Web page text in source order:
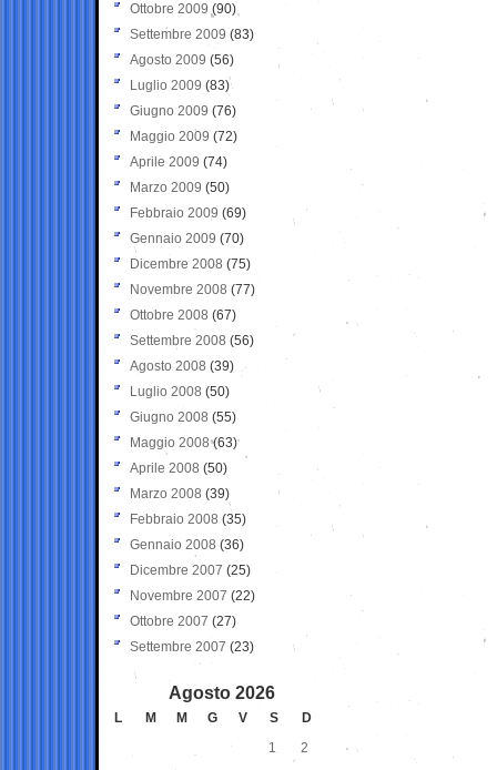
Ottobre 2009 (90)
Settembre 2009 (83)
Agosto 2009 (56)
Luglio 2009 (83)
Giugno 2009 (76)
Maggio 2009 (72)
Aprile 2009 (74)
Marzo 2009 (50)
Febbraio 2009 (69)
Gennaio 2009 (70)
Dicembre 2008 (75)
Novembre 2008 (77)
Ottobre 2008 (67)
Settembre 2008 (56)
Agosto 2008 (39)
Luglio 2008 (50)
Giugno 2008 (55)
Maggio 2008(63)
Aprile 2008 (50)
Marzo 2008 (39)
Febbraio 2008 (35)
Gennaio 2008 (36)
Dicembre 2007 (25)
Novembre 2007 (22)
Ottobre 2007 (27)
Settembre 2007 (23)
Agosto 2026
L M M G V S
D
1
2